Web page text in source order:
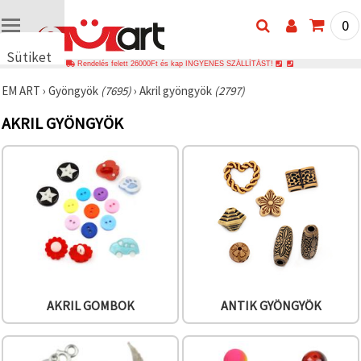
Sütiket
🍪 Cookie-
hasonló
használunk
biztosítsuk
működését,
javítsuk az
forgalmat,
0
Rendelés felett 26000Ft és kap INGYENES SZÁLLÍTÁST!
EM ART › Gyöngyök (7695)› Akril gyöngyök (2797)
AKRIL GYÖNGYÖK
AKRIL GOMBOK ANTIK GYÖNGYÖK